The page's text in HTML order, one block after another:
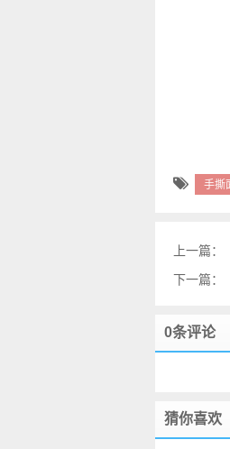
手撕
上一篇：
下一篇：
0条评论
猜你喜欢